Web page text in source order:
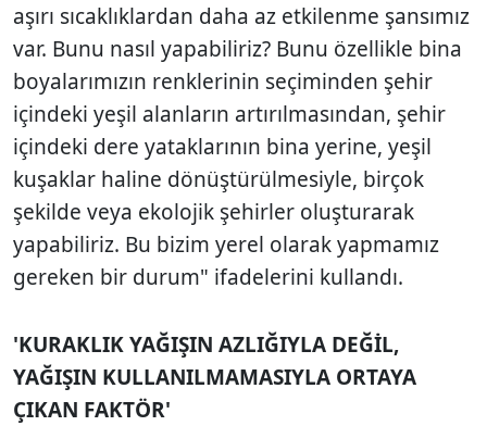
aşırı sıcaklıklardan daha az etkilenme şansımız
var. Bunu nasıl yapabiliriz? Bunu özellikle bina
boyalarımızın renklerinin seçiminden şehir
içindeki yeşil alanların artırılmasından, şehir
içindeki dere yataklarının bina yerine, yeşil
kuşaklar haline dönüştürülmesiyle, birçok
şekilde veya ekolojik şehirler oluşturarak
yapabiliriz. Bu bizim yerel olarak yapmamız
gereken bir durum" ifadelerini kullandı.
'KURAKLIK YAĞIŞIN AZLIĞIYLA DEĞİL,
YAĞIŞIN KULLANILMAMASIYLA ORTAYA
ÇIKAN FAKTÖR'